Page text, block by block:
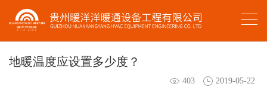
地暖温度应设置多少度？
403 2019-05-22